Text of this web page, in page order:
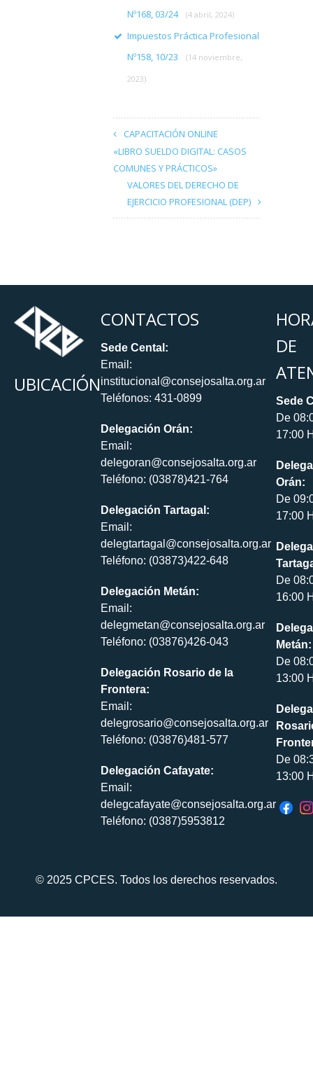
Nº168, 03/24
(4 abril, 2024)
Impuestos Práctica Profesional
Nº158, 10/23
(14 noviembre,
2023)
CAPACITACIÓN ONLINE
«LIBRO SUELDO DIGITAL: CASOS
COMUNES Y PRÁCTICOS»
VALORES DEL DERECHO DE
EJERCICIO PROFESIONAL (DEP)
UBICACIÓN
CONTACTOS
Sede Cental:
Email:
institucional@consejosalta.org.ar
Teléfonos: 431-0899
Delegación Orán:
Email:
delegoran@consejosalta.org.ar
Teléfono: (03878)421-764
Delegación Tartagal:
Email:
delegtartagal@consejosalta.org.ar
Teléfono: (03873)422-648
Delegación Metán:
Email:
delegmetan@consejosalta.org.ar
Teléfono: (03876)426-043
Delegación Rosario de la
Frontera:
Email:
delegrosario@consejosalta.org.ar
Teléfono: (03876)481-577
Delegación Cafayate:
Email:
delegcafayate@consejosalta.org.ar
Teléfono: (0387)5953812
DE
Sede
De
17:00
Orán:
De
17:00
De
16:00
Metán:
De
13:00
De
13:00
© 2025 CPCES. Todos los derechos reservados.